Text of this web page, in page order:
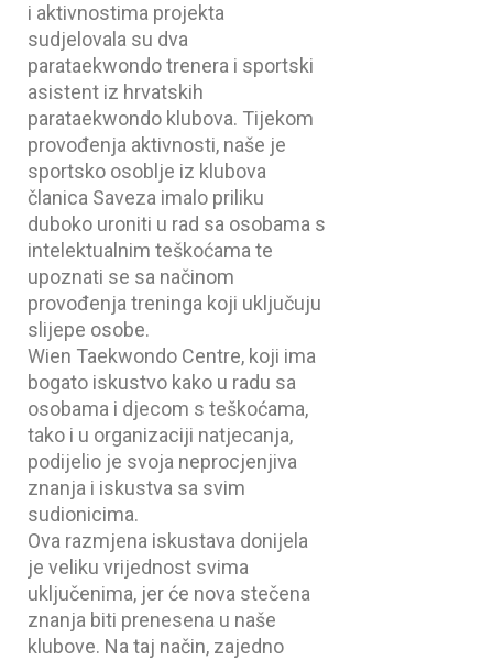
i aktivnostima projekta
sudjelovala su dva
parataekwondo trenera i sportski
asistent iz hrvatskih
parataekwondo klubova. Tijekom
provođenja aktivnosti, naše je
sportsko osoblje iz klubova
članica Saveza imalo priliku
duboko uroniti u rad sa osobama s
intelektualnim teškoćama te
upoznati se sa načinom
provođenja treninga koji uključuju
slijepe osobe.
Wien Taekwondo Centre, koji ima
bogato iskustvo kako u radu sa
osobama i djecom s teškoćama,
tako i u organizaciji natjecanja,
podijelio je svoja neprocjenjiva
znanja i iskustva sa svim
sudionicima.
Ova razmjena iskustava donijela
je veliku vrijednost svima
uključenima, jer će nova stečena
znanja biti prenesena u naše
klubove. Na taj način, zajedno